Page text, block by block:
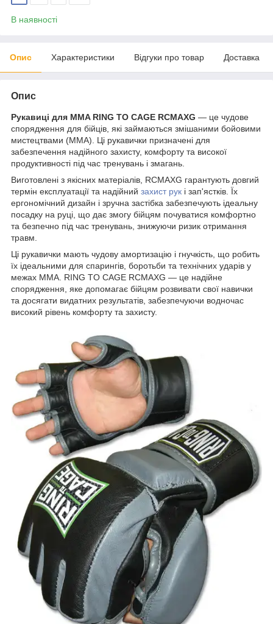
В наявності
Опис Характеристики Відгуки про товар Доставка
Опис
Рукавиці для MMA RING TO CAGE RCMAXG — це чудове
спорядження для бійців, які займаються змішаними бойовими
мистецтвами (MMA). Ці рукавички призначені для
забезпечення надійного захисту, комфорту та високої
продуктивності під час тренувань і змагань.
Виготовлені з якісних матеріалів, RCMAXG гарантують довгий
термін експлуатації та надійний захист рук і зап'ястків. Їх
ергономічний дизайн і зручна застібка забезпечують ідеальну
посадку на руці, що дає змогу бійцям почуватися комфортно
та безпечно під час тренувань, знижуючи ризик отримання
травм.
Ці рукавички мають чудову амортизацію і гнучкість, що робить
їх ідеальними для спарингів, боротьби та технічних ударів у
межах MMA. RING TO CAGE RCMAXG — це надійне
спорядження, яке допомагає бійцям розвивати свої навички
та досягати видатних результатів, забезпечуючи водночас
високий рівень комфорту та захисту.